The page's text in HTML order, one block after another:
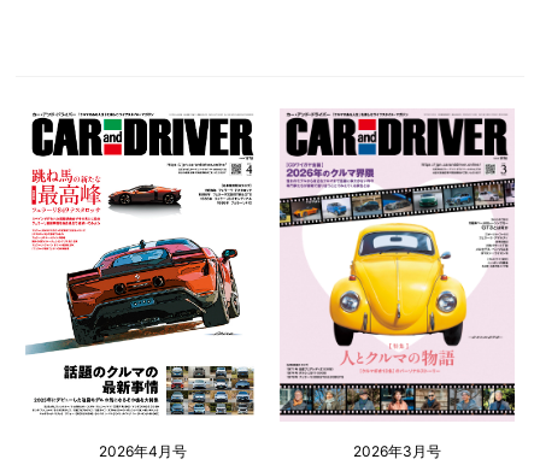
2026年4月号 2026年3月号